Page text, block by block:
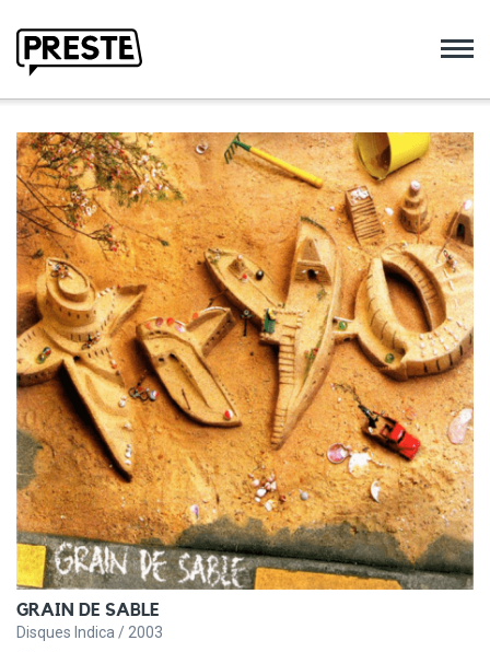
GRAIN DE SABLE
Disques Indica / 2003